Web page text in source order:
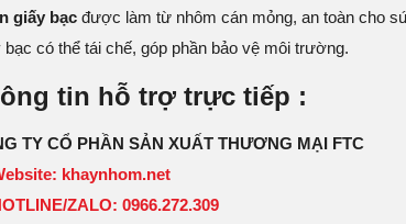
giấy bạc được làm từ nhôm cán mỏng, an toàn cho
bạc có thể tái chế, góp phần bảo vệ môi trường.
tin hỗ trợ trực tiếp :
TY CỔ PHẦN SẢN XUẤT THƯƠNG MẠI FTC
khaynhom.net
ZALO: 0966.272.309